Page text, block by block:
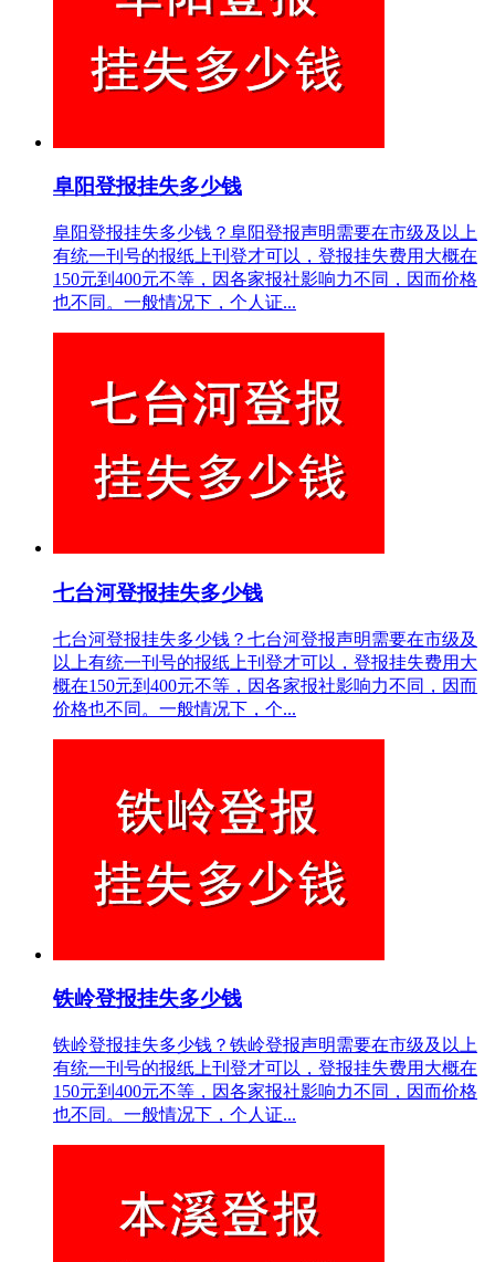
阜阳登报挂失多少钱
阜阳登报挂失多少钱？阜阳登报声明需要在市级及以上
有统一刊号的报纸上刊登才可以，登报挂失费用大概在
150元到400元不等，因各家报社影响力不同，因而价格
也不同。一般情况下，个人证...
七台河登报挂失多少钱
七台河登报挂失多少钱？七台河登报声明需要在市级及
以上有统一刊号的报纸上刊登才可以，登报挂失费用大
概在150元到400元不等，因各家报社影响力不同，因而
价格也不同。一般情况下，个...
铁岭登报挂失多少钱
铁岭登报挂失多少钱？铁岭登报声明需要在市级及以上
有统一刊号的报纸上刊登才可以，登报挂失费用大概在
150元到400元不等，因各家报社影响力不同，因而价格
也不同。一般情况下，个人证...